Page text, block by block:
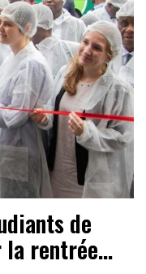
de
la rentrée…